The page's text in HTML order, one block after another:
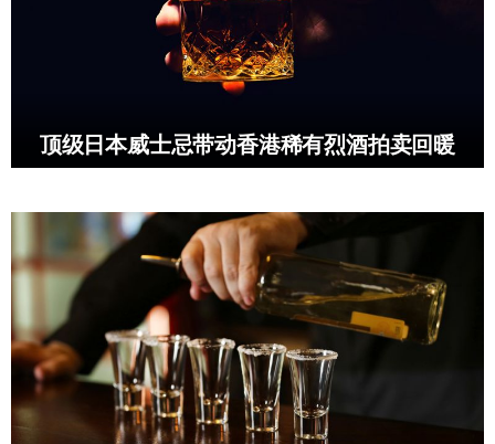
顶级日本威士忌带动香港稀有烈酒拍卖回暖